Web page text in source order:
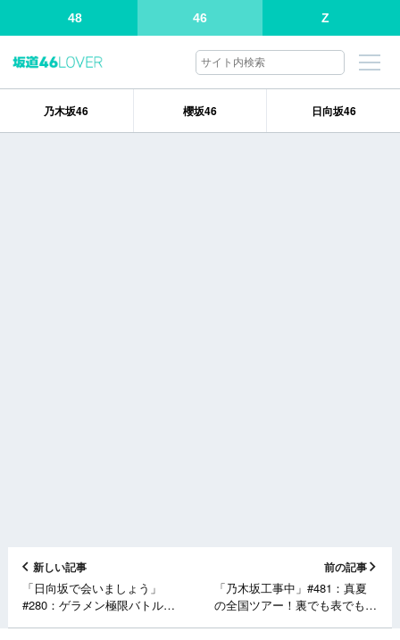
48 46 Z
乃木坂46 櫻坂46 日向坂46
新しい記事
「日向坂で会いましょう」
#280：ゲラメン極限バトル！
前の記事
「乃木坂工事中」#481：真夏
の全国ツアー！裏でも表でもこ